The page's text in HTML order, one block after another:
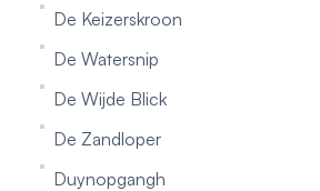
De Keizerskroon
De Watersnip
De Wijde Blick
De Zandloper
Duynopgangh